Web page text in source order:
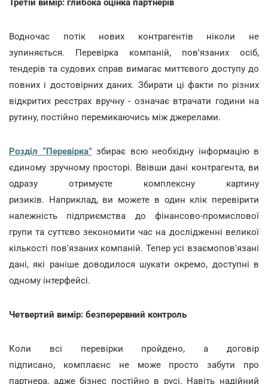
Третій вимір: глибока оцінка партнерів
Водночас потік нових контрагентів ніколи не
зупиняється. Перевірка компаній, пов'язаних осіб,
тендерів та судових справ вимагає миттєвого доступу до
повних і достовірних даних. Збирати ці факти по різних
відкритих реєстрах вручну - означає втрачати години на
рутину, постійно перемикаючись між джерелами.
Розділ “Перевірка” збирає всю необхідну інформацію в
єдиному зручному просторі. Ввівши дані контрагента, ви
одразу отримуєте комплексну картину
ризиків. Наприклад, ви можете в один клік перевірити
належність підприємства до фінансово-промислової
групи та суттєво зекономити час на дослідженні великої
кількості пов'язаних компаній. Тепер усі взаємопов'язані
дані, які раніше доводилося шукати окремо, доступні в
одному інтерфейсі.
Четвертий вимір: безперервний контроль
Коли всі перевірки пройдено, а договір
підписано, комплаєнс не може просто забути про
партнера, адже бізнес постійно в русі. Навіть надійний